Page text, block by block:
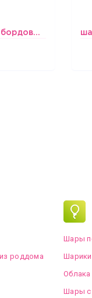
шары Бело-розово-бордовые металлик
роддома
Шары
Шары с